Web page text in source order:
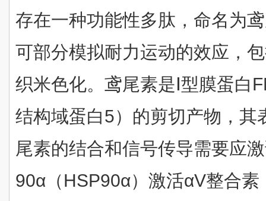
存在一种功能性多肽，命名为
可部分模拟耐力运动的效应，
织米色化。鸢尾素是Ⅰ型膜蛋白
结构域蛋白5）的剪切产物，其
尾素的结合和信号传导需要应
90α（HSP90α）激活αV整合